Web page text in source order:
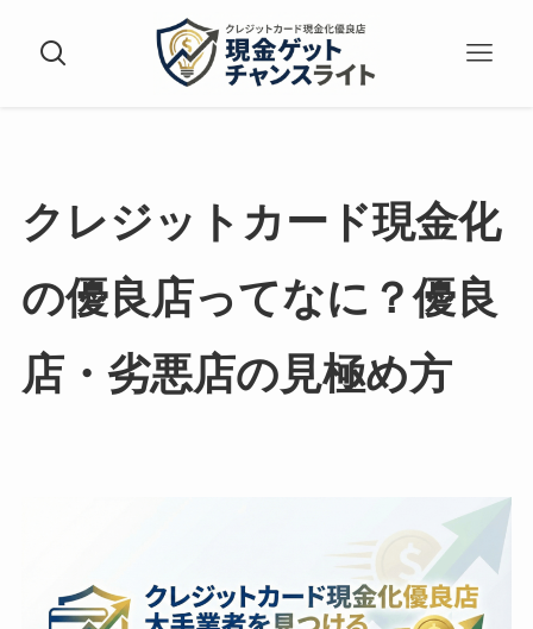
クレジットカード現金化
の優良店ってなに？優良
店・劣悪店の見極め方